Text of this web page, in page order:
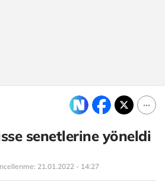
senetlerine yöneldi
21.01.2022 - 14:27